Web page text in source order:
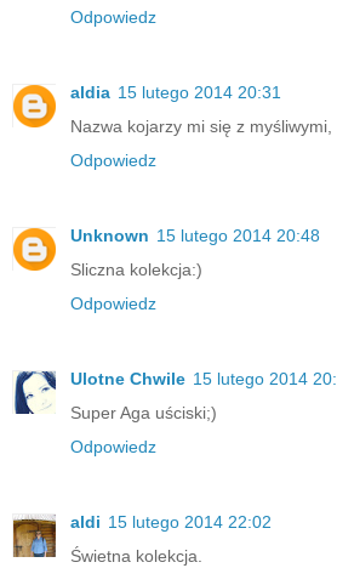
Odpowiedz
aldia 15 lutego 2014 20:31
Nazwa kojarzy mi się z
Odpowiedz
Unknown 15 lutego 2014 20:48
Sliczna kolekcja:)
Odpowiedz
Ulotne Chwile 15 lutego 2014
Super Aga uściski;)
Odpowiedz
aldi 15 lutego 2014 22:02
Świetna kolekcja.